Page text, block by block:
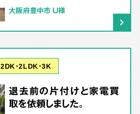
大阪府豊中市 U様
2DK･2LDK･3K
退去前の片付けと家電買
取を依頼しました。